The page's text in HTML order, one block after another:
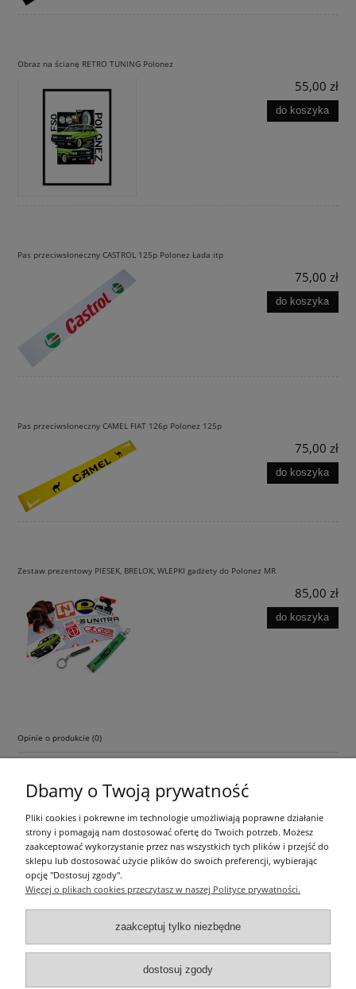
Obraz na ścianę RETRO TUNING Polonez
55,00 zł
do koszyka
Pas przeciwsłoneczny CASTROL 125p Polonez Łada itp
75,00 zł
do koszyka
Pas przeciwsłoneczny CAMEL FIAT 126p Polonez 125p
75,00 zł
do koszyka
Zestaw prezentowy PIESEK, BRELOK, WLEPKI gadżety do Polonez MR
85,00 zł
do koszyka
Opinie o produkcie (0)
Dostawa
Dbamy o Twoją prywatność
Pliki cookies i pokrewne im technologie umożliwiają poprawne działanie
strony i pomagają nam dostosować ofertę do Twoich potrzeb. Możesz
zaakceptować wykorzystanie przez nas wszystkich tych plików i przejść do
sklepu lub dostosować użycie plików do swoich preferencji, wybierając
opcję "Dostosuj zgody".
Więcej o plikach cookies przeczytasz w naszej Polityce prywatności.
zaakceptuj tylko niezbędne
dostosuj zgody